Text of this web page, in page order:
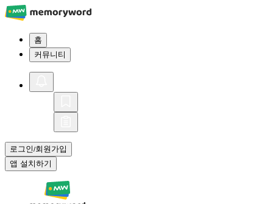
홈
커뮤니티
로그인/회원가입
앱 설치하기